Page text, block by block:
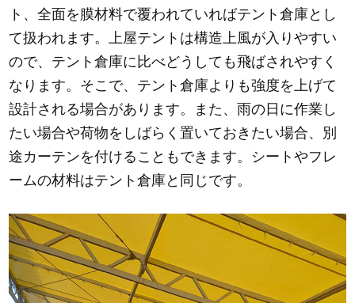
ト、全面を膜材料で覆われていればテント倉庫とし
て扱われます。上屋テントは構造上風が入りやすい
ので、テント倉庫に比べどうしても飛ばされやすく
なります。そこで、テント倉庫よりも強度を上げて
設計される場合があります。また、雨の日に作業し
たい場合や荷物をしばらく置いておきたい場合、別
途カーテンを付けることもできます。シートやフレ
ームの材料はテント倉庫と同じです。